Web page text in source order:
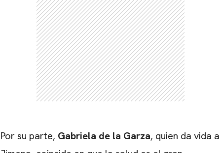
Por su parte, Gabriela de la Garza, quien da vida a